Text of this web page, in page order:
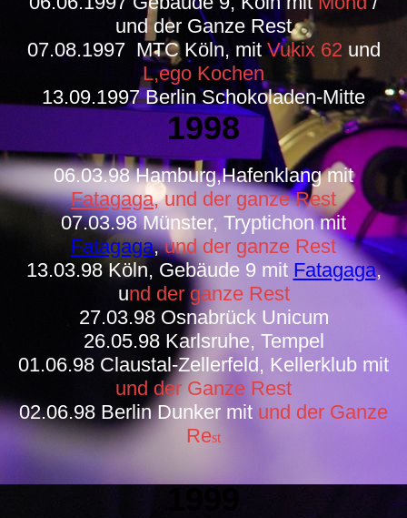
und der Ganze Rest
07.08.1997 MTC Köln, mit Vukix 62und
L,ego Kochen
13.09.1997 Berlin Schokoladen-Mitte
1998
06.03.98 Hamburg,Hafenklang mit
Fatagaga, und der ganze Rest
07.03.98 Münster, Tryptichon mit
Fatagaga,und der ganze Rest
13.03.98 Köln, Gebäude 9 mit Fatagaga,
und der ganze Rest
27.03.98 Osnabrück Unicum
26.05.98 Karlsruhe, Tempel
01.06.98 Claustal-Zellerfeld, Kellerklub mit
und der Ganze Rest
02.06.98 Berlin Dunker mit und der Ganze
Rest